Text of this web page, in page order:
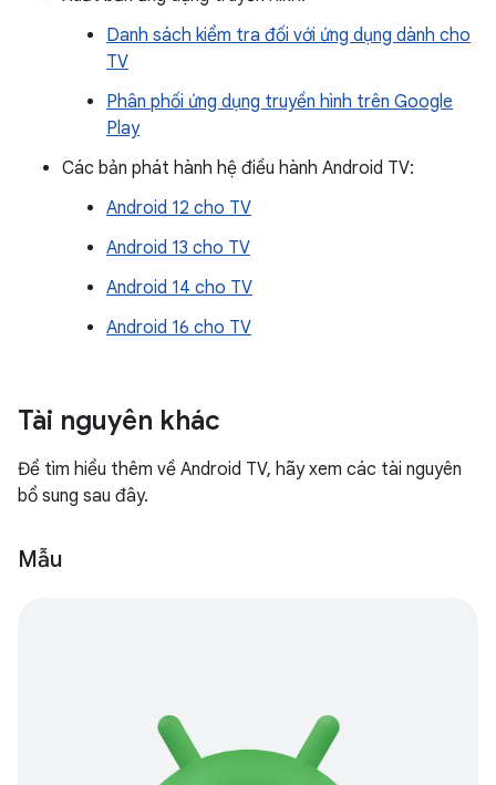
Danh sách kiểm tra đối với ứng dụng dành cho
TV
Phân phối ứng dụng truyền hình trên Google
Play
Các bản phát hành hệ điều hành Android TV:
Android 12 cho TV
Android 13 cho TV
Android 14 cho TV
Android 16 cho TV
Tài nguyên khác
Để tìm hiểu thêm về Android TV, hãy xem các tài nguyên
bổ sung sau đây.
Mẫu